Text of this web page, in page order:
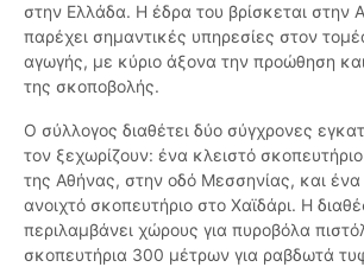
στην Ελλάδα. Η έδρα του βρίσκεται στην
παρέχει σημαντικές υπηρεσίες στον
αγωγής, με κύριο άξονα την προώθηση
της σκοποβολής.
Ο σύλλογος διαθέτει δύο σύγχρονες
τον ξεχωρίζουν: ένα κλειστό
της Αθήνας, στην οδό Μεσσηνίας, και
ανοιχτό σκοπευτήριο στο Χαϊδάρι. Η
περιλαμβάνει χώρους για πυροβόλα
σκοπευτήρια 300 μέτρων για ραβδωτά